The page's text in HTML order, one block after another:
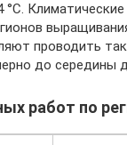
°C.
проводить
до середины
работ по